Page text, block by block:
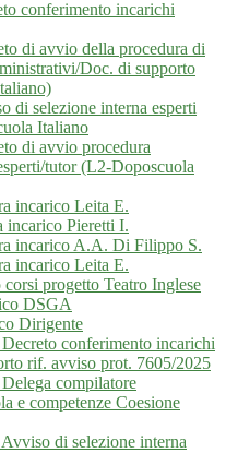
conferimento incarichi
di avvio della procedura di
Doc. di supporto
di selezione interna esperti
Italiano
di avvio procedura
tutor (L2-Doposcuola
incarico Leita E.
incarico Pieretti I.
incarico A.A. Di Filippo S.
incarico Leita E.
progetto Teatro Inglese
DSGA
Dirigente
conferimento incarichi
rif. avviso prot. 7605/2025
compilatore
e competenze Coesione
di selezione interna